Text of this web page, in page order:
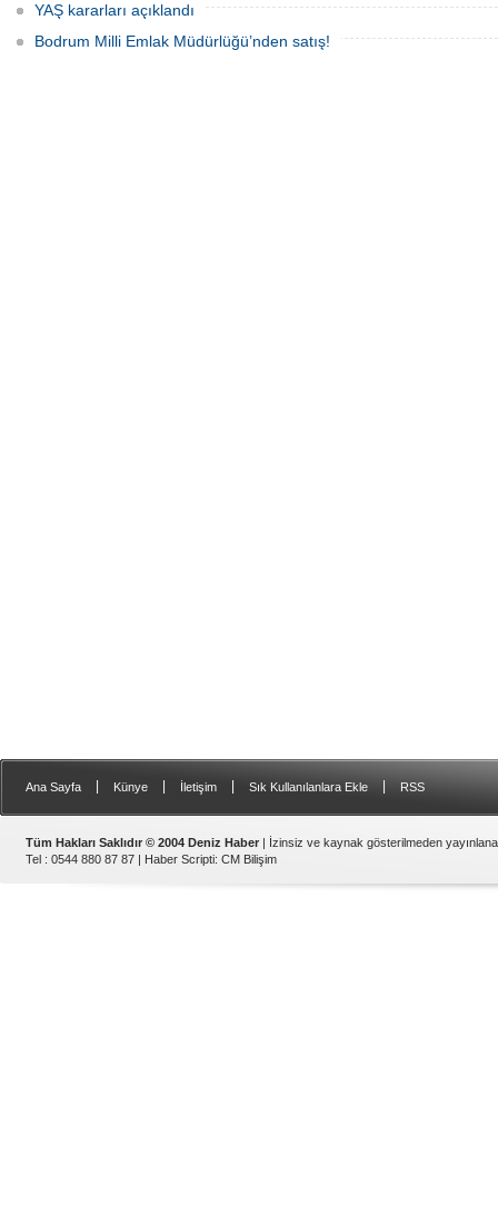
YAŞ kararları açıklandı
Bodrum Milli Emlak Müdürlüğü’nden satış!
Ana Sayfa Künye İletişim Sık Kullanılanlara Ekle RSS
Tüm Hakları Saklıdır © 2004 Deniz Haber | İzinsiz ve kaynak gösterilmeden
Tel : 0544 880 87 87 | Haber Scripti: CM Bilişim